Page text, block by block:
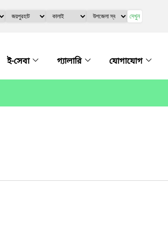
দেখুন
ই-সেবা গ্যালারি যোগাযোগ